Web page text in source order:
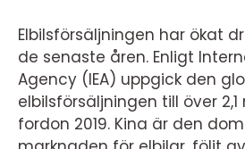
Elbilsförsäljningen har ökat
de senaste åren. Enligt
Agency (IEA) uppgick den
elbilsförsäljningen till över
fordon 2019. Kina är den